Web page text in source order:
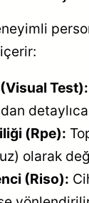
Test):
(Rpe):
olarak
(Riso):